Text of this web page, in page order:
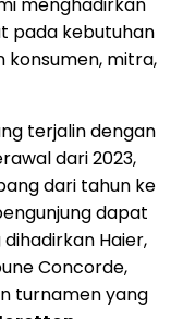
pada kebutuhan
konsumen, mitra,
terjalin dengan
dari 2023,
dari tahun ke
dapat
Haier,
Concorde,
turnamen yang